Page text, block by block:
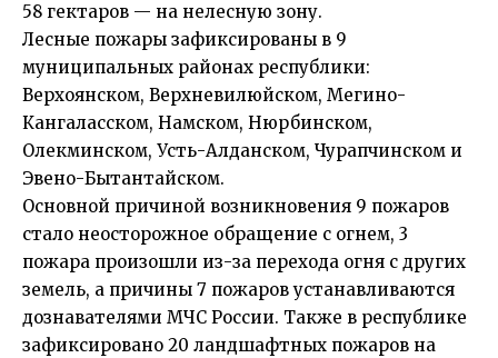
58 гектаров — на нелесную зону.
Лесные пожары зафиксированы в 9
муниципальных районах республики:
Верхоянском, Верхневилюйском, Мегино-
Кангаласском, Намском, Нюрбинском,
Олекминском, Усть-Алданском, Чурапчинском и
Эвено-Бытантайском.
Основной причиной возникновения 9 пожаров
стало неосторожное обращение с огнем, 3
пожара произошли из-за перехода огня с других
земель, а причины 7 пожаров устанавливаются
дознавателями МЧС России. Также в республике
зафиксировано 20 ландшафтных пожаров на